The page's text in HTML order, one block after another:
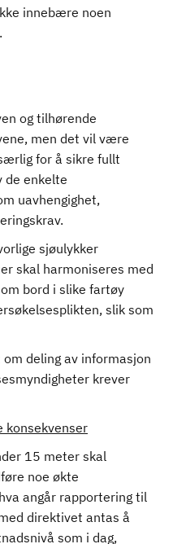
innebære noen
og tilhørende
men det vil være
for å sikre fullt
de enkelte
uavhengighet,
sjøulykker
skal harmoniseres med
bord i slike fartøy
slik som
deling av informasjon
krever
konsekvenser
15 meter skal
noe økte
angår rapportering til
direktivet antas å
som i dag,